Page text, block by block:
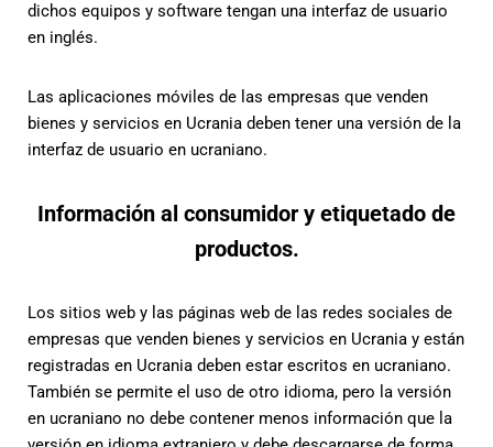
dichos equipos y software tengan una interfaz de usuario
en inglés.
Las aplicaciones móviles de las empresas que venden
bienes y servicios en Ucrania deben tener una versión de la
interfaz de usuario en ucraniano.
Información al consumidor y etiquetado de
productos.
Los sitios web y las páginas web de las redes sociales de
empresas que venden bienes y servicios en Ucrania y están
registradas en Ucrania deben estar escritos en ucraniano.
También se permite el uso de otro idioma, pero la versión
en ucraniano no debe contener menos información que la